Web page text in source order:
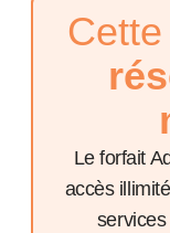
Le forfait
accès